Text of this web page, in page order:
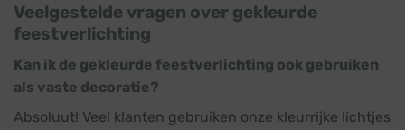
Veelgestelde vragen over gekleurde
feestverlichting
Kan ik de gekleurde feestverlichting ook gebruiken
als vaste decoratie?
Absoluut! Veel klanten gebruiken onze kleurrijke lichtjes